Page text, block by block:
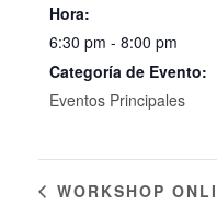
Hora:
6:30 pm - 8:00 pm
Categoría de Evento:
Eventos Principales
WORKSHOP